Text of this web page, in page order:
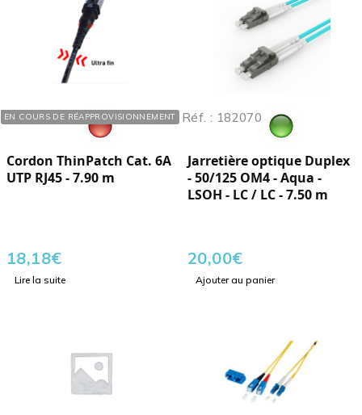
EN COURS DE RÉAPPROVISIONNEMENT
Réf. : 118113
Cordon ThinPatch Cat. 6A
UTP RJ45 - 7.90 m
18,18€
Lire la suite
Réf. : 182070
Jarretière optique Duplex
- 50/125 OM4 - Aqua -
LSOH - LC / LC - 7.50 m
20,00€
Ajouter au panier